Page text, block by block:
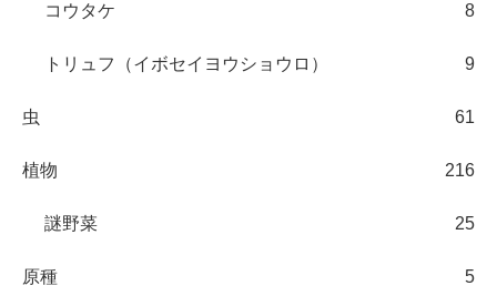
コウタケ 8
トリュフ（イボセイヨウショウロ） 9
虫 61
植物 216
謎野菜 25
原種 5